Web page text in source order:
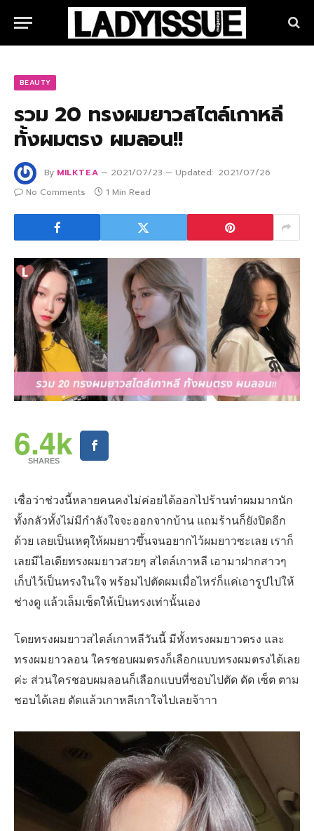
BEAUTY
รวม 20 ทรงผมยาวสไตล์เกาหลี
ทั้งผมตรง ผมลอน!!
By MILKTEA 2021/07/23 Updated: 2021/07/26
No Comments
1 Min Read
6.4k
SHARES
เชื่อว่าช่วงนี้หลายคนคงไม่ค่อยได้ออกไปร้านทำผมมากนัก
ทั้งกลัวทั้งไม่มีกำลังใจจะออกจากบ้าน แถมร้านก็ยังปิดอีก
ด้วย เลยเป็นเหตุให้ผมยาวขึ้นจนอยากไว้ผมยาวซะเลย เราก็
เลยมีไอเดียทรงผมยาวสวยๆ สไตล์เกาหลี เอามาฝากสาวๆ
เก็บไว้เป็นทรงในใจ พร้อมไปตัดผมเมื่อไหร่ก็แค่เอารูปไปให้
ช่างดู แล้วเล็มเซ็ตให้เป็นทรงเท่านั้นเอง
โดยทรงผมยาวสไตล์เกาหลีวันนี้ มีทั้งทรงผมยาวตรง และ
ทรงผมยาวลอน ใครชอบผมตรงก็เลือกแบบทรงผมตรงได้เลย
ค่ะ ส่วนใครชอบผมลอนก็เลือกแบบที่ชอบไปตัด ดัด เซ็ต ตาม
ชอบได้เลย ตัดแล้วเกาหลีเกาใจไปเลยจ้าาา